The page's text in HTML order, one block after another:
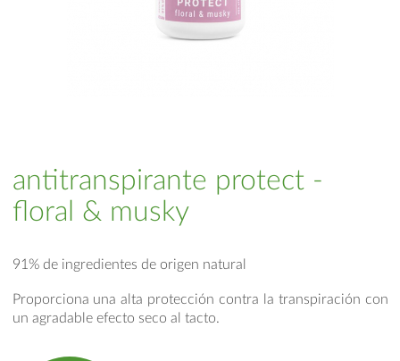
antitranspirante protect -
floral & musky
91% de ingredientes de origen natural
Proporciona una alta protección contra la transpiración con
un agradable efecto seco al tacto.